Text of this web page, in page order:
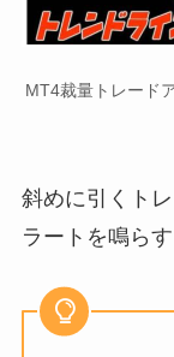
MT4裁量トレード
斜めに引くト
ラートを鳴ら